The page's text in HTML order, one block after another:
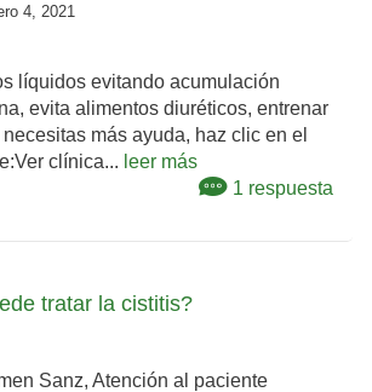
4, 2021
líquidos evitando acumulación
evita alimentos diuréticos, entrenar
más ayuda, haz clic en el
clínica... leer más
1 respuesta
tratar la cistitis?
Sanz, Atención al paciente